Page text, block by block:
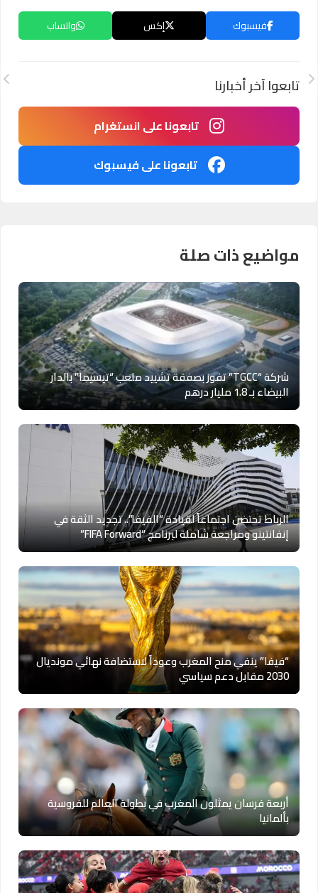
فيسبوك إكس واتساب
تابعوا آخر أخبارنا
تابعونا على انستغرام
تابعونا على فيسبوك
مواضيع ذات صلة
شركة “TGCC” تفوز بصفقة تشييد ملعب “تيسيما” بالدار
البيضاء بـ 1.8 مليار درهم
الرباط تحتضن اجتماعاً لقيادة “الفيفا”.. تجديد الثقة في
إنفانتينو ومراجعة شاملة لبرنامج “FIFA Forward”
“فيفا” ينفي منح المغرب وعوداً لاستضافة نهائي مونديال
2030 مقابل دعم سياسي
أربعة فرسان يمثلون المغرب في بطولة العالم للفروسية
بألمانيا